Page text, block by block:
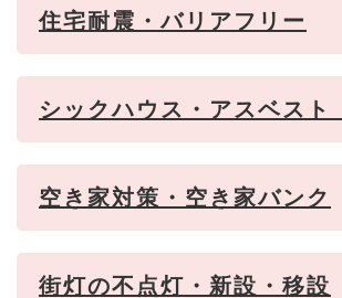
住宅耐震・バリアフリー
シックハウス・アスベスト
空き家対策・空き家バンク
街灯の不点灯・新設・移設